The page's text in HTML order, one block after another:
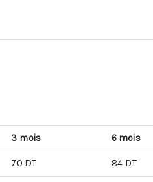
3 mois 6 mois
70 DT 84 DT